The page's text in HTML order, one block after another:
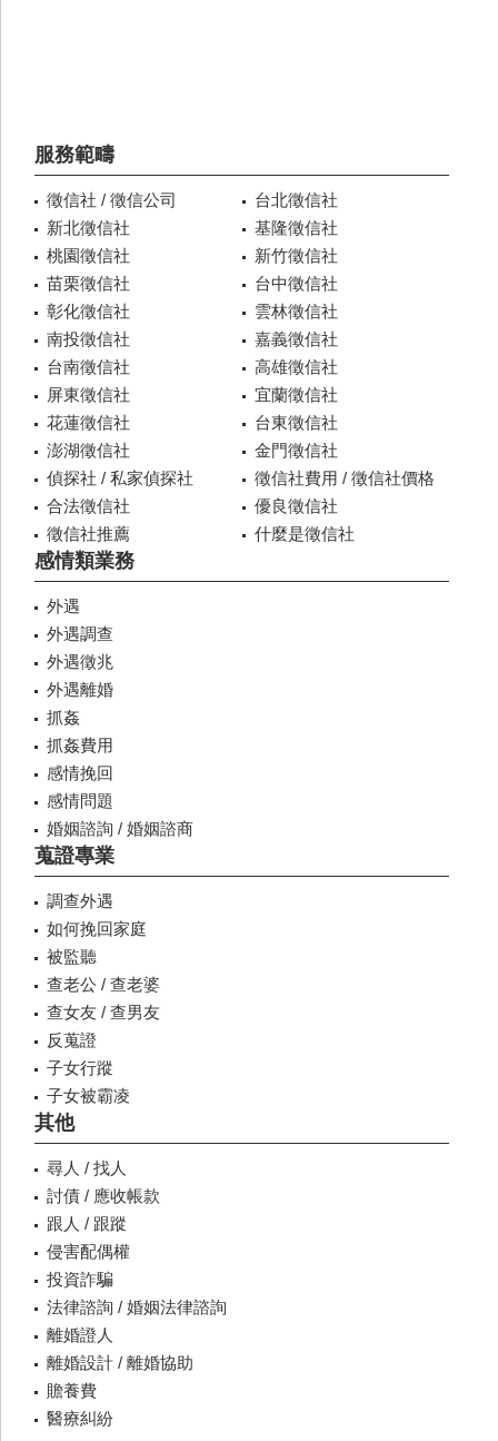
服務範疇
徵信社 / 徵信公司
台北徵信社
新北徵信社
基隆徵信社
桃園徵信社
新竹徵信社
苗栗徵信社
台中徵信社
彰化徵信社
雲林徵信社
南投徵信社
嘉義徵信社
台南徵信社
高雄徵信社
屏東徵信社
宜蘭徵信社
花蓮徵信社
台東徵信社
澎湖徵信社
金門徵信社
偵探社 / 私家偵探社
徵信社費用 / 徵信社價格
合法徵信社
優良徵信社
徵信社推薦
什麼是徵信社
感情類業務
外遇
外遇調查
外遇徵兆
外遇離婚
抓姦
抓姦費用
感情挽回
感情問題
婚姻諮詢 / 婚姻諮商
蒐證專業
調查外遇
如何挽回家庭
被監聽
查老公 / 查老婆
查女友 / 查男友
反蒐證
子女行蹤
子女被霸凌
其他
尋人 / 找人
討債 / 應收帳款
跟人 / 跟蹤
侵害配偶權
投資詐騙
法律諮詢 / 婚姻法律諮詢
離婚證人
離婚設計 / 離婚協助
贍養費
醫療糾紛